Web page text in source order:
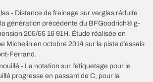
- Distance de freinage sur verglas réduite
génération précédente du BFGoodrich® g-
205/55 16 91H. Étude réalisée en
Michelin en octobre 2014 sur la piste d’essais
Ferrand.
- La notation sur l’étiquetage pour le
progresse en passant de C, pour la